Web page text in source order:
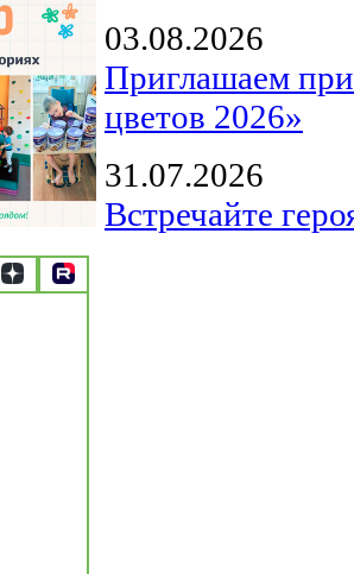
03.08.2026
Приглашаем
цветов 2026»
31.07.2026
Встречайте